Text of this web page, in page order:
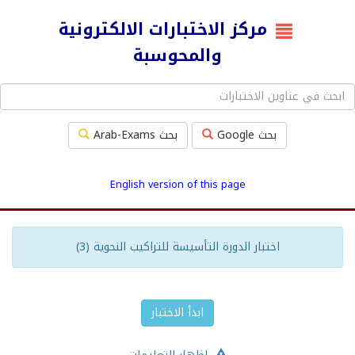
مركز الاختبارات الالكترونية
والمحوسبة
بحث Google بحث Arab-Exams
English version of this page
اختبار الدورة التأسيسة للتراكيب النحوية (3)
ابدأ الاختبار